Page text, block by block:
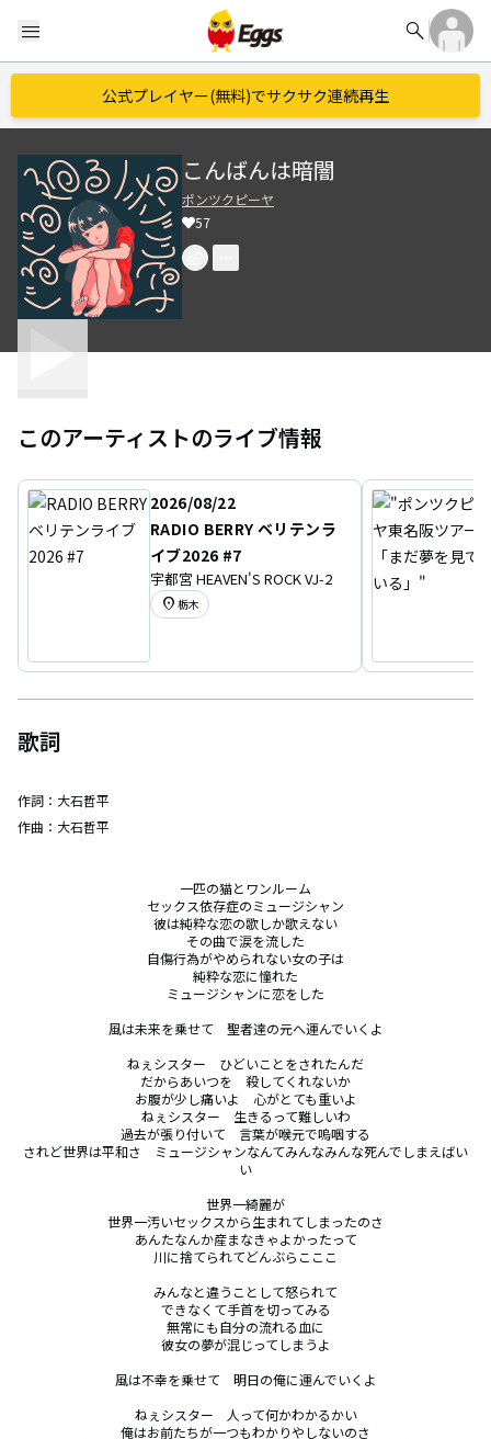
menu search
公式プレイヤー(無料)でサクサク連続再生
こんばんは暗闇
ポンツクピーヤ
57
このアーティストのライブ情報
2026/08/22
RADIO BERRY ベリテンラ
イブ2026 #7
宇都宮 HEAVEN'S ROCK VJ-2
location_on 栃木
歌詞
作詞： 大石哲平
作曲： 大石哲平
一匹の猫とワンルーム
セックス依存症のミュージシャン
彼は純粋な恋の歌しか歌えない
その曲で涙を流した
自傷行為がやめられない女の子は
純粋な恋に憧れた
ミュージシャンに恋をした
風は未来を乗せて　聖者達の元へ運んでいくよ
ねぇシスター　ひどいことをされたんだ
だからあいつを　殺してくれないか
お腹が少し痛いよ　心がとても重いよ
ねぇシスター　生きるって難しいわ
過去が張り付いて　言葉が喉元で嗚咽する
されど世界は平和さ　ミュージシャンなんてみんなみんな死んでしまえばい
い
世界一綺麗が
世界一汚いセックスから生まれてしまったのさ
あんたなんか産まなきゃよかったって
川に捨てられてどんぶらこここ
みんなと違うことして怒られて
できなくて手首を切ってみる
無常にも自分の流れる血に
彼女の夢が混じってしまうよ
風は不幸を乗せて　明日の俺に運んでいくよ
ねぇシスター　人って何かわかるかい
俺はお前たちが一つもわかりやしないのさ